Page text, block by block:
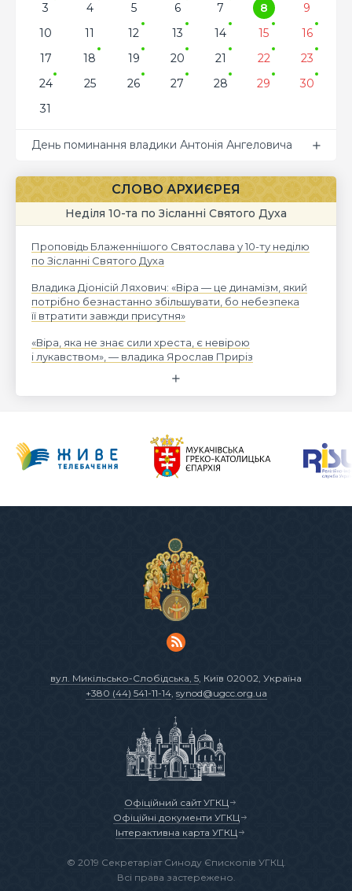
3
4 5 6 7 8
9
10
11 12 13 14 15
16
17
18 19 20 21 22
23
24
25 26 27 28 29
30
31
День поминання владики Антонія Ангеловича
СЛОВО АРХИЄРЕЯ
Неділя 10-та по Зісланні Святого Духа
Проповідь Блаженнішого Святослава у 10-ту неділю
по Зісланні Святого Духа
Владика Діонісій Ляхович: «Віра — це динамізм, який
потрібно безнастанно збільшувати, бо небезпека
її втратити завжди присутня»
«Віра, яка не знає сили хреста, є невірою
і лукавством», — владика Ярослав Приріз
вул. Микільсько-Слобідська, 5 , Київ 02002, Україна
+380 (44) 541-11-14, synod@ugcc.org.ua
Офіційний сайт УГКЦ
Офіційні документи УГКЦ
Інтерактивна карта УГКЦ
© 2019 Секретаріат Синоду Єпископів УГКЦ.
Всі права застережено.